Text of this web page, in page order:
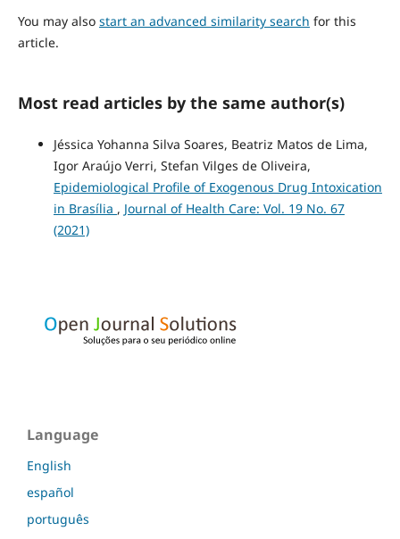
You may also start an advanced similarity search for this
article.
Most read articles by the same author(s)
Jéssica Yohanna Silva Soares, Beatriz Matos de Lima,
Igor Araújo Verri, Stefan Vilges de Oliveira,
Epidemiological Profile of Exogenous Drug Intoxication
in Brasília , Journal of Health Care: Vol. 19 No. 67
(2021)
Language
English
español
português